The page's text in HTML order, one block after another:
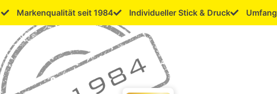
to
content
Markenqualität seit 1984 Individueller Stick & Druck